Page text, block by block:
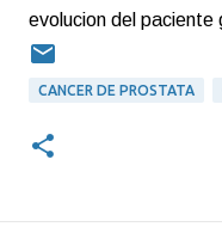
evolucion del paciente
CANCER DE PROSTATA